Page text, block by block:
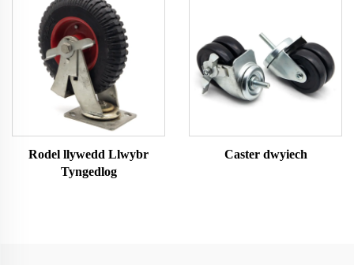
Rodel llywedd Llwybr
Tyngedlog
Caster dwyiech